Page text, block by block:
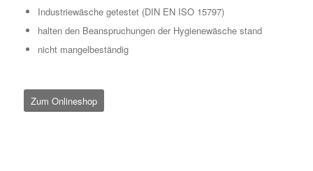
Industriewäsche getestet (DIN EN ISO 15797)
halten den Beanspruchungen der Hygienewäsche stand
nicht mangelbeständig
Zum Onlineshop